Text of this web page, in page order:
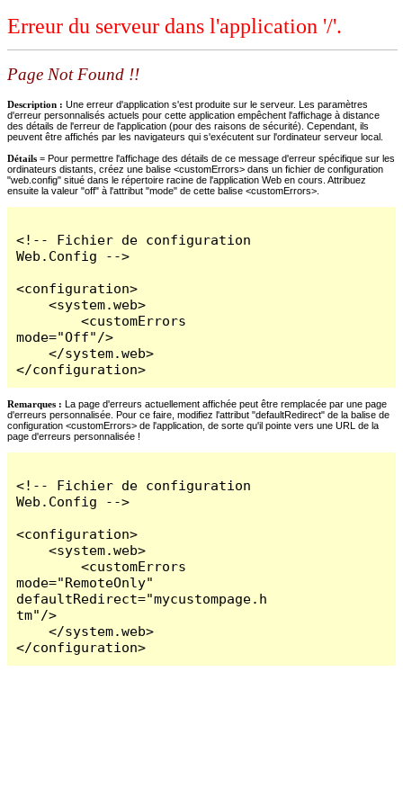
Erreur du serveur dans l'application '/'.
Page Not Found !!
Description : Une erreur d'application s'est produite sur le serveur. Les paramètres
d'erreur personnalisés actuels pour cette application empêchent l'affichage à distance
des détails de l'erreur de l'application (pour des raisons de sécurité). Cependant, ils
peuvent être affichés par les navigateurs qui s'exécutent sur l'ordinateur serveur local.
Détails = Pour permettre l'affichage des détails de ce message d'erreur spécifique sur les
ordinateurs distants, créez une balise <customErrors> dans un fichier de configuration
"web.config" situé dans le répertoire racine de l'application Web en cours. Attribuez
ensuite la valeur "off" à l'attribut "mode" de cette balise <customErrors>.
<!-- Fichier de configuration
Web.Config -->
<configuration>
    <system.web>
        <customErrors
mode="Off"/>
    </system.web>
</configuration>
Remarques : La page d'erreurs actuellement affichée peut être remplacée par une page
d'erreurs personnalisée. Pour ce faire, modifiez l'attribut "defaultRedirect" de la balise de
configuration <customErrors> de l'application, de sorte qu'il pointe vers une URL de la
page d'erreurs personnalisée !
<!-- Fichier de configuration
Web.Config -->
<configuration>
    <system.web>
        <customErrors
mode="RemoteOnly"
defaultRedirect="mycustompage.h
tm"/>
    </system.web>
</configuration>